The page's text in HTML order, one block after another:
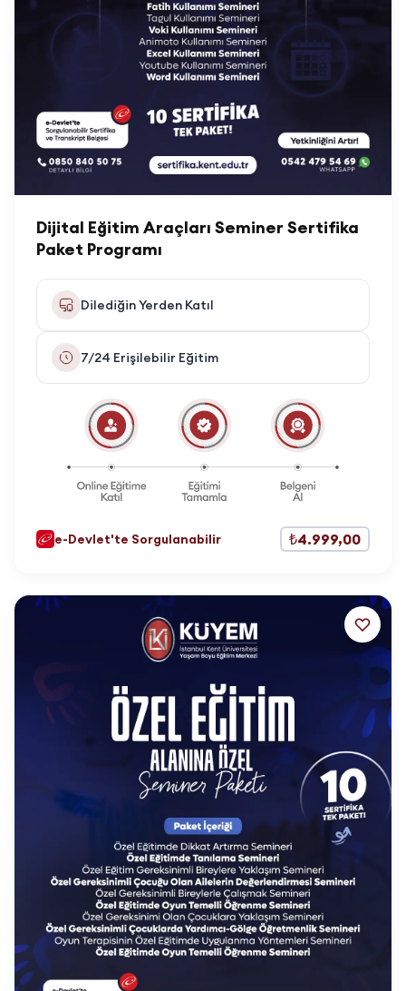
Dijital Eğitim Araçları Seminer Sertifika
Paket Programı
Dilediğin Yerden Katıl
7/24 Erişilebilir Eğitim
e-Devlet'te Sorgulanabilir ₺4.999,00